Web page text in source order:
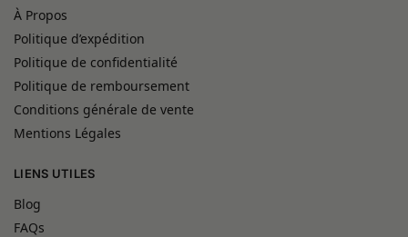
À Propos
Politique d’expédition
Politique de confidentialité
Politique de remboursement
Conditions générale de vente
Mentions Légales
LIENS UTILES
Blog
FAQs